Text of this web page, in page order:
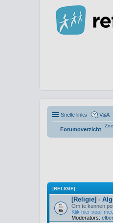
Snelle links V&A
Forumoverzicht
.:|RELIGIE|:.
[Religie] -
Om te kunnen
Klik hier voor
Moderators: